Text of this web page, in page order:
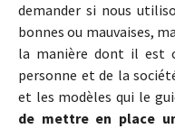
demander si nous
bonnes ou mauvaises,
la manière dont il est
personne et de la
et les modèles qui le
de mettre en place